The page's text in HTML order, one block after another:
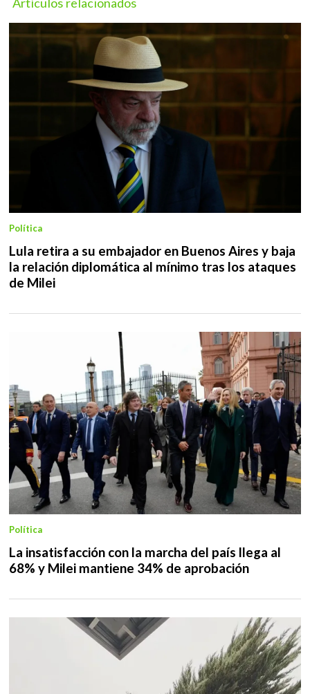
Lula retira a su embajador en Buenos Aires y baja
la relación diplomática al mínimo tras los ataques
de Milei
Política
La insatisfacción con la marcha del país llega al
68% y Milei mantiene 34% de aprobación
Política